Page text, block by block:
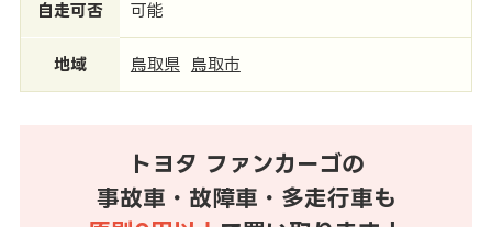
自走可否 可能
地域 鳥取県 鳥取市
トヨタ ファンカーゴの
事故車・故障車・多走行車も